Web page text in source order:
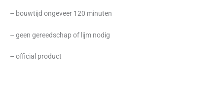
– bouwtijd ongeveer 120 minuten
– geen gereedschap of lijm nodig
– official product